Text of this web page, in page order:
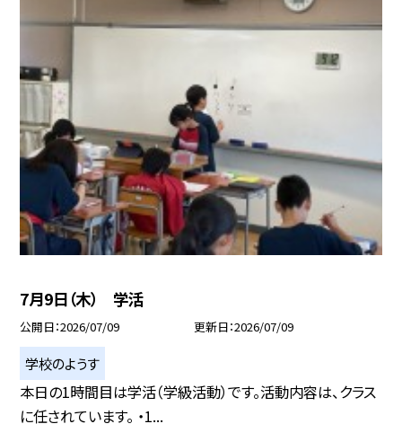
7月9日（木） 学活
公開日 2026/07/09 更新日 2026/07/09
学校のようす
本日の1時間目は学活（学級活動）です。活動内容は、クラス
に任されています。 ・1...